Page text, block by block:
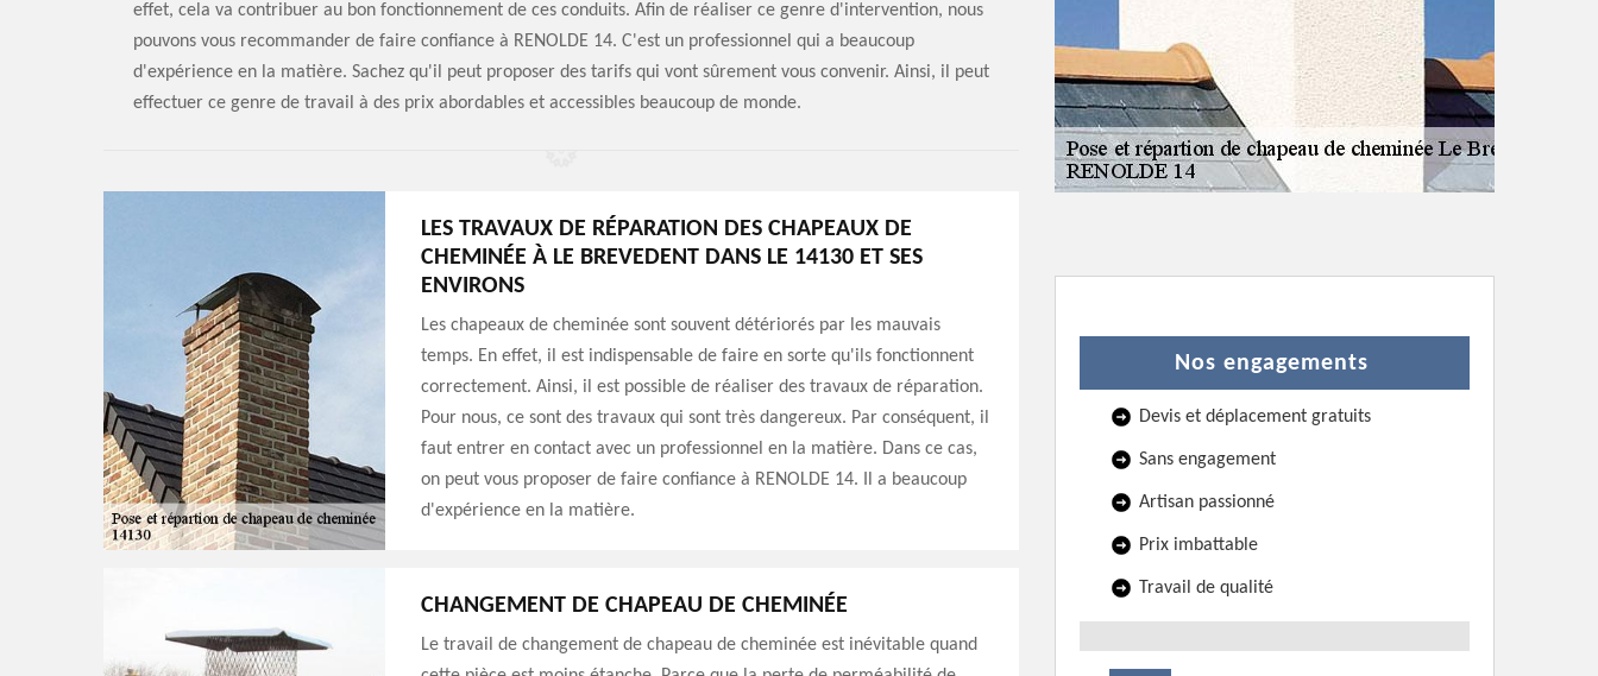
effet, cela va contribuer au bon fonctionnement de ces conduits. Afin de réaliser ce genre d'intervention, nous
pouvons vous recommander de faire confiance à RENOLDE 14. C'est un professionnel qui a beaucoup
d'expérience en la matière. Sachez qu'il peut proposer des tarifs qui vont sûrement vous convenir. Ainsi, il peut
effectuer ce genre de travail à des prix abordables et accessibles beaucoup de monde.
LES TRAVAUX DE RÉPARATION DES CHAPEAUX DE
CHEMINÉE À LE BREVEDENT DANS LE 14130 ET SES
ENVIRONS
Les chapeaux de cheminée sont souvent détériorés par les mauvais
temps. En effet, il est indispensable de faire en sorte qu'ils fonctionnent
correctement. Ainsi, il est possible de réaliser des travaux de réparation.
Pour nous, ce sont des travaux qui sont très dangereux. Par conséquent, il
faut entrer en contact avec un professionnel en la matière. Dans ce cas,
on peut vous proposer de faire confiance à RENOLDE 14. Il a beaucoup
d'expérience en la matière.
CHANGEMENT DE CHAPEAU DE CHEMINÉE
Le travail de changement de chapeau de cheminée est inévitable quand
Nos engagements
Devis et déplacement gratuits
Sans engagement
Artisan passionné
Prix imbattable
Travail de qualité